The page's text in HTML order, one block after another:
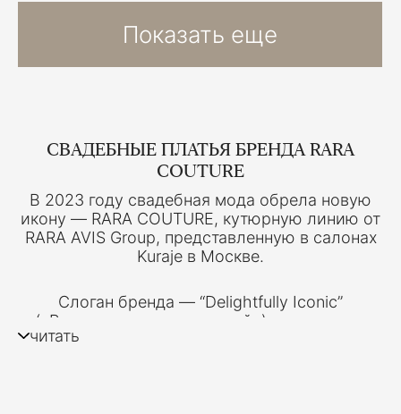
Показать еще
СВАДЕБНЫЕ ПЛАТЬЯ БРЕНДА RARA
COUTURE
В 2023 году свадебная мода обрела новую
икону — RARA COUTURE, кутюрную линию от
RARA AVIS Group, представленную в салонах
Kuraje в Москве.
Слоган бренда — “Delightfully Iconic”
(«Восхитительно культовый») — отражает
суть философии RARA COUTURE: это не
читать